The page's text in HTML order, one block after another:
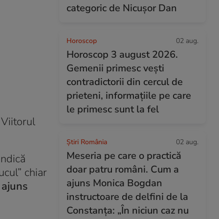
chiar
categoric de Nicușor Dan
Horoscop 02 aug.
Horoscop 3 august 2026.
Gemenii primesc vești
contradictorii din cercul de
prieteni, informațiile pe care
le primesc sunt la fel
Știri România 02 aug.
Meseria pe care o practică
doar patru români. Cum a
ajuns Monica Bogdan
instructoare de delfini de la
Constanța: „În niciun caz nu